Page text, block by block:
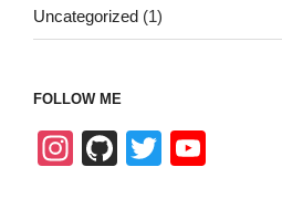
Uncategorized (1)
FOLLOW ME
In
Gi T